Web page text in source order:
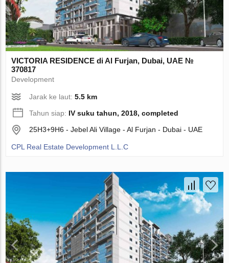
VICTORIA RESIDENCE di Al Furjan, Dubai, UAE №
370817
Development
Jarak ke laut:5.5 km
Tahun siap: IV suku tahun, 2018, completed
25H3+9H6 - Jebel Ali Village - Al Furjan - Dubai - UAE
CPL Real Estate Development L.L.C